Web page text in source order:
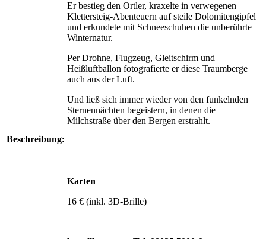
Beschreibung:
Er bestieg den Ortler, kraxelte in verwegenen
Klettersteig-Abenteuern auf steile Dolomitengipfel
und erkundete mit Schnee­schuhen die unberührte
Winternatur.
Per Drohne, Flugzeug, Gleitschirm und
Heißluftballon fotografierte er diese Traumberge
auch aus der Luft.
Und ließ sich immer wieder von den funkelnden
Sternennächten begeistern, in denen die
Milchstraße über den Bergen erstrahlt.
Karten
16 € (inkl. 3D-Brille)